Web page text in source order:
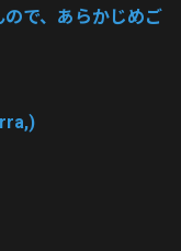
で、あらかじめご